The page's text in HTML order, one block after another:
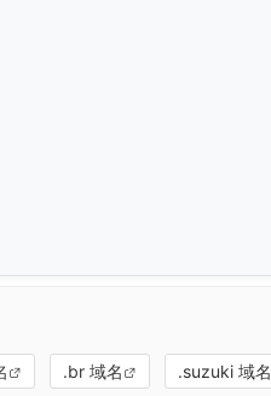
.br 域名 .suzuki 域名